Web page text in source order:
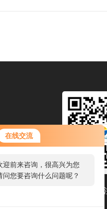
在线交流
迎前来咨询，很高兴为您
问您要咨询什么问题呢？
扫码